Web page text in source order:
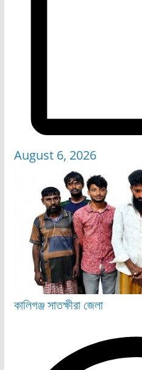
August 6, 2026
কালিগঞ্জসাতক্ষীরা জেলা